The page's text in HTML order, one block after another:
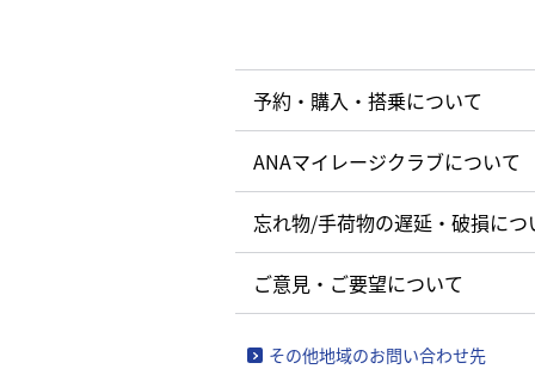
予約・購入・搭乗について
ANAマイレージクラブについて
忘れ物/手荷物の遅延・破損につ
ご意見・ご要望について
その他地域のお問い合わせ先